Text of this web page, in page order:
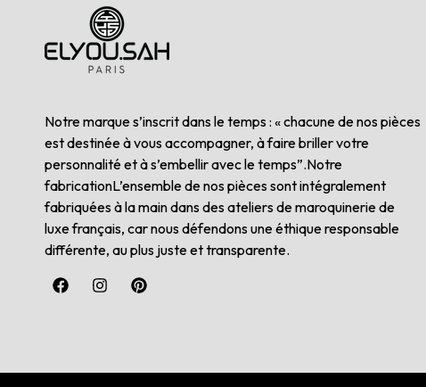
Notre marque s’inscrit dans le temps : « chacune de nos pièces
est destinée à vous accompagner, à faire briller votre
personnalité et à s’embellir avec le temps”.Notre
fabricationL’ensemble de nos pièces sont intégralement
fabriquées à la main dans des ateliers de maroquinerie de
luxe français, car nous défendons une éthique responsable
différente, au plus juste et transparente.